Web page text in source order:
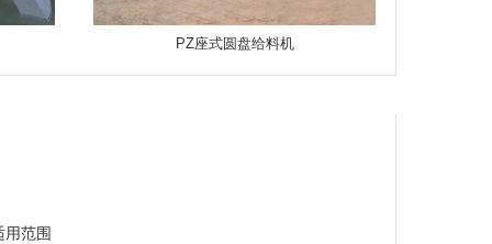
PZ座式圆盘给料机
用范围